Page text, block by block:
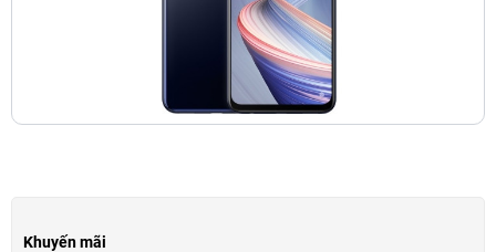
Khuyến mãi